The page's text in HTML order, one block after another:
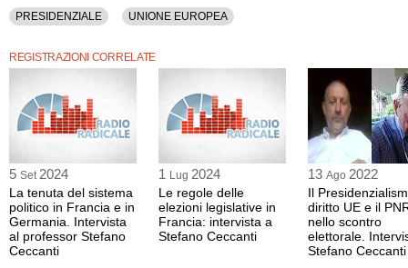
PRESIDENZIALE UNIONE EUROPEA
REGISTRAZIONI CORRELATE
5 Set 2024
La tenuta del sistema
politico in Francia e in
Germania. Intervista
al professor Stefano
Ceccanti
1 Lug 2024
Le regole delle
elezioni legislative in
Francia: intervista a
Stefano Ceccanti
13 Ago 2022
Il
diritto UE e il
nello scontro
elettorale.
Stefano Ceccanti